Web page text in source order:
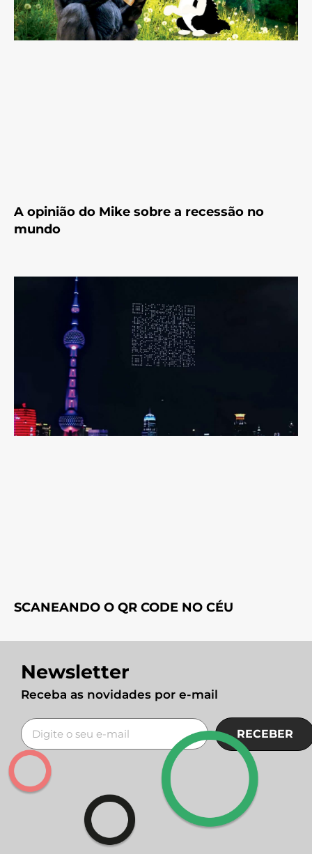
A opinião do Mike sobre a recessão no
mundo
SCANEANDO O QR CODE NO CÉU
Newsletter
Receba as novidades por e-mail
RECEBER